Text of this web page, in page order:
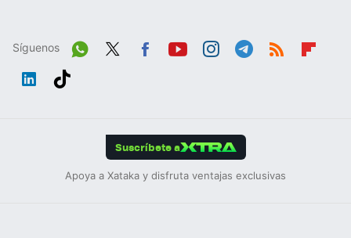
Síguenos
Wh
Suscríbete a
Apoya a Xataka y disfruta ventajas exclusivas